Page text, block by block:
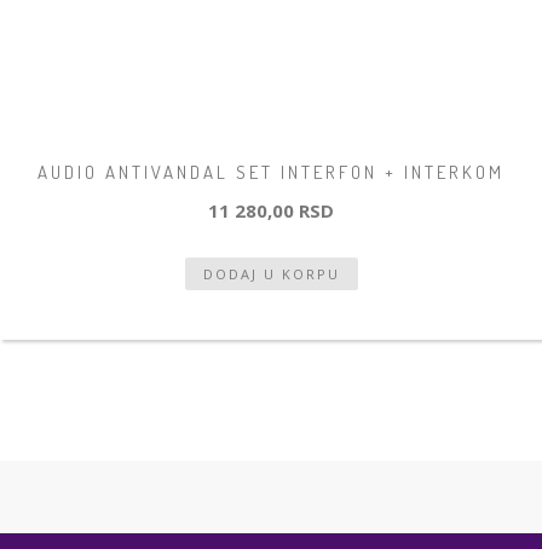
AUDIO ANTIVANDAL SET INTERFON + INTERKOM
11 280,00 RSD